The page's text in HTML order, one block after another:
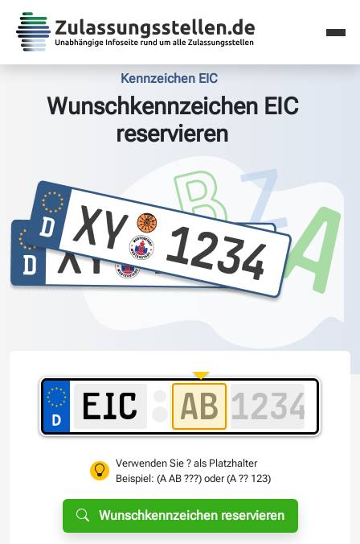
Kennzeichen EIC
Wunschkennzeichen EIC
reservieren
Verwenden Sie ? als Platzhalter
Beispiel: (A AB ???) oder (A ?? 123)
Wunschkennzeichen reservieren